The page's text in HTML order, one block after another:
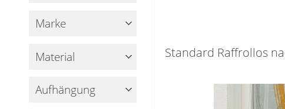
Marke
Material
Aufhängung
Standard Raffrollos